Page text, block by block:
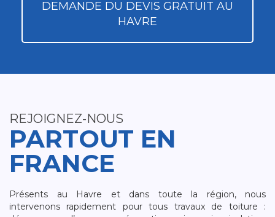
DEMANDE DU DEVIS GRATUIT AU
HAVRE
REJOIGNEZ-NOUS
PARTOUT EN
FRANCE
Présents au Havre et dans toute la région, nous
intervenons rapidement pour tous travaux de toiture :